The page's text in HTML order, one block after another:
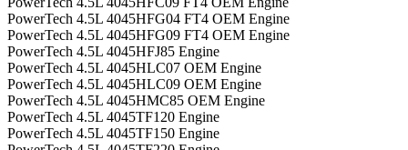
PowerTech 4.5L 4045HFG04 FT4 OEM Engine
PowerTech 4.5L 4045HFG09 FT4 OEM Engine
PowerTech 4.5L 4045HFJ85 Engine
PowerTech 4.5L 4045HLC07 OEM Engine
PowerTech 4.5L 4045HLC09 OEM Engine
PowerTech 4.5L 4045HMC85 OEM Engine
PowerTech 4.5L 4045TF120 Engine
PowerTech 4.5L 4045TF150 Engine